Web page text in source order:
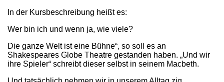
In der Kursbeschreibung heißt es:
Wer bin ich und wenn ja, wie viele?
Die ganze Welt ist eine Bühne“, so soll es an
Shakespeares Globe Theatre gestanden haben. „Und wir
ihre Spieler“ schreibt dieser selbst in seinem Macbeth.